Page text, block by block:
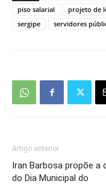
piso salarial
projeto de
sergipe
servidores
Artigo anterior
Iran Barbosa propõe a
do Dia Municipal do